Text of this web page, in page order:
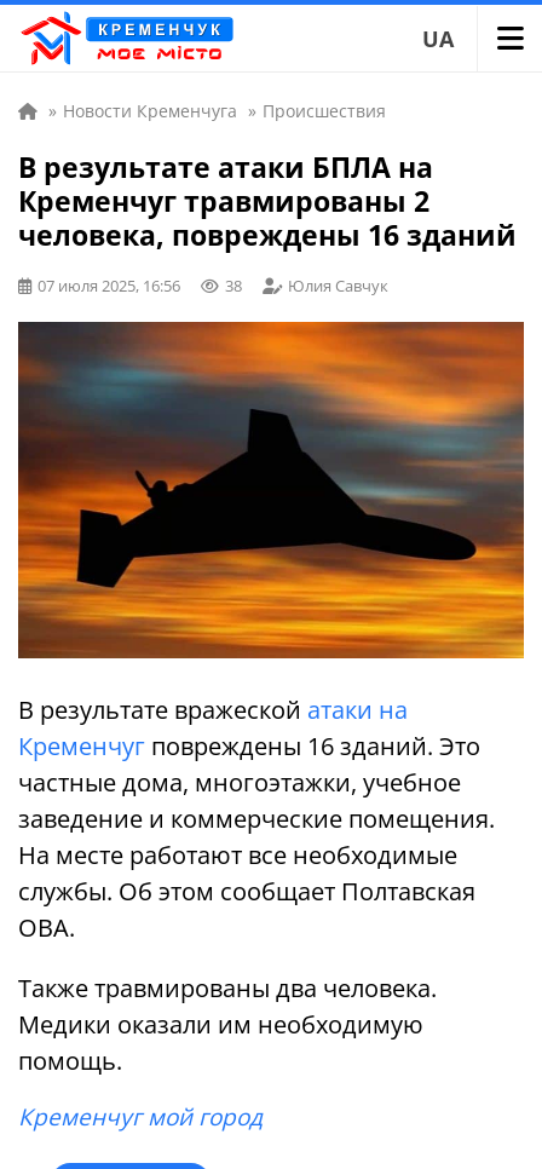
UA
» Новости Кременчуга » Происшествия
В результате атаки БПЛА на
Кременчуг травмированы 2
человека, повреждены 16 зданий
07 июля 2025, 16:56 38 Юлия Савчук
В результате вражеской атаки на
Кременчуг повреждены 16 зданий. Это
частные дома, многоэтажки, учебное
заведение и коммерческие помещения.
На месте работают все необходимые
службы. Об этом сообщает Полтавская
ОВА.
Также травмированы два человека.
Медики оказали им необходимую
помощь.
Кременчуг мой город